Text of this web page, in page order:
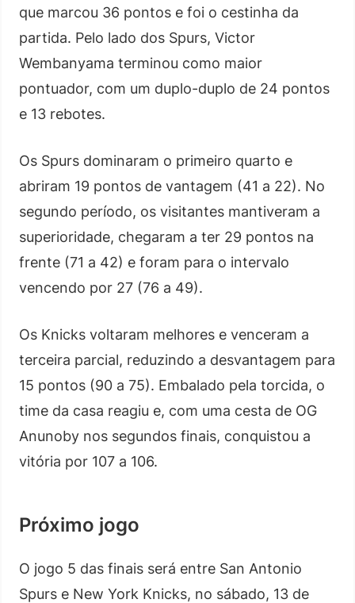
que marcou 36 pontos e foi o cestinha da
partida. Pelo lado dos Spurs, Victor
Wembanyama terminou como maior
pontuador, com um duplo-duplo de 24 pontos
e 13 rebotes.
Os Spurs dominaram o primeiro quarto e
abriram 19 pontos de vantagem (41 a 22). No
segundo período, os visitantes mantiveram a
superioridade, chegaram a ter 29 pontos na
frente (71 a 42) e foram para o intervalo
vencendo por 27 (76 a 49).
Os Knicks voltaram melhores e venceram a
terceira parcial, reduzindo a desvantagem para
15 pontos (90 a 75). Embalado pela torcida, o
time da casa reagiu e, com uma cesta de OG
Anunoby nos segundos finais, conquistou a
vitória por 107 a 106.
Próximo jogo
O jogo 5 das finais será entre San Antonio
Spurs e New York Knicks, no sábado, 13 de